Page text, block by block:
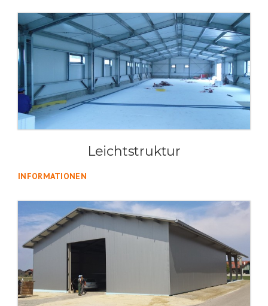
Leichtstruktur
INFORMATIONEN